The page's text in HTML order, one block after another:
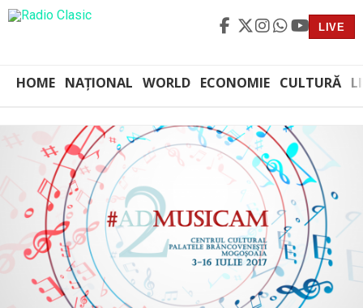
LIVE
HOME NAȚIONAL WORLD ECONOMIE CULTURĂ